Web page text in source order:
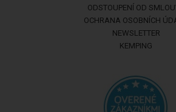
ODSTOUPENÍ OD
OCHRANA OSOBNÍCH
NEWSLETTER
KEMPING